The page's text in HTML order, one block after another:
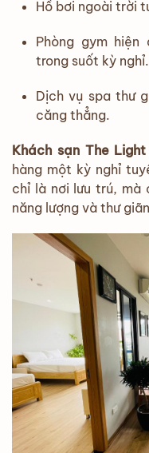
Hồ bơi ngoài trời
Phòng gym
trong suốt kỳ nghỉ.
Dịch vụ spa thư
căng thẳng.
Khách sạn The Light
hàng một kỳ nghỉ
chỉ là nơi lưu trú,
năng lượng và thư